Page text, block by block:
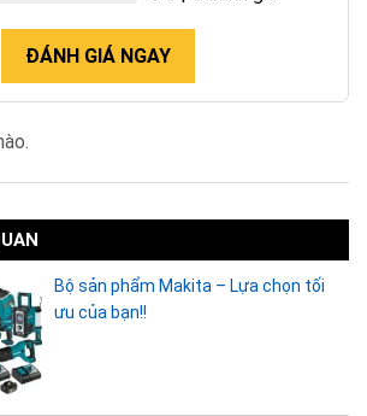
ĐÁNH GIÁ NGAY
Bộ sản phẩm Makita – Lựa chọn tối
ưu của bạn!!